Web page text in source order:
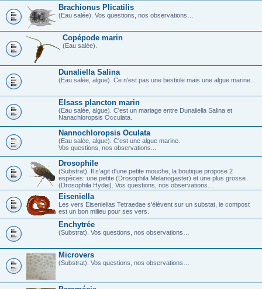
Brachionus Plicatilis
(Eau salée). Vos questions, nos observations…
Copépode marin
(Eau salée).
Dunaliella Salina
(Eau salée, algue). Ce n'est pas une bestiole mais une algue marine...
Elsass plancton marin
(Eau salée, algue). C'est un mariage entre Dunaliella Salina et
Nanachloropsis Occulata.
Nannochloropsis Oculata
(Eau salée, algue). C'est une algue marine.
Vos questions, nos observations...
Drosophile
(Substrat). Il s'agit d'une petite mouche, la boutique propose 2
espèces: une petite (Drosophila Melanogaster) et une plus grosse
(Drosophila Hydei). Vos questions, nos observations…
Eiseniella
Les vers Eiseniellas Tetraedae s'élèvent sur un substat, le compost
est un bon milieu pour ses vers.
Enchytrée
(Substrat). Vos questions, nos observations…
Microvers
(Substrat). Vos questions, nos observations…